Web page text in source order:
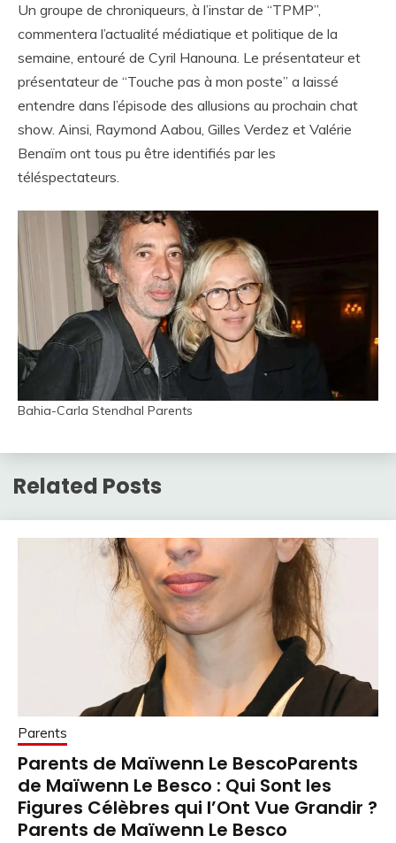
Un groupe de chroniqueurs, à l’instar de “TPMP”,
commentera l’actualité médiatique et politique de la
semaine, entouré de Cyril Hanouna. Le présentateur et
présentateur de “Touche pas à mon poste” a laissé
entendre dans l’épisode des allusions au prochain chat
show. Ainsi, Raymond Aabou, Gilles Verdez et Valérie
Benaïm ont tous pu être identifiés par les
téléspectateurs.
Bahia-Carla Stendhal Parents
Related Posts
Parents
Parents de Maïwenn Le BescoParents
de Maïwenn Le Besco : Qui Sont les
Figures Célèbres qui l’Ont Vue Grandir ?
Parents de Maïwenn Le Besco